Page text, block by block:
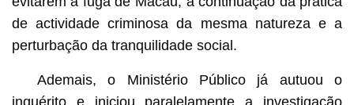
de actividade criminosa da mesma natureza e a
perturbação da tranquilidade social.
Ademais, o Ministério Público já autuou o
inquérito e iniciou paralelamente a investigação